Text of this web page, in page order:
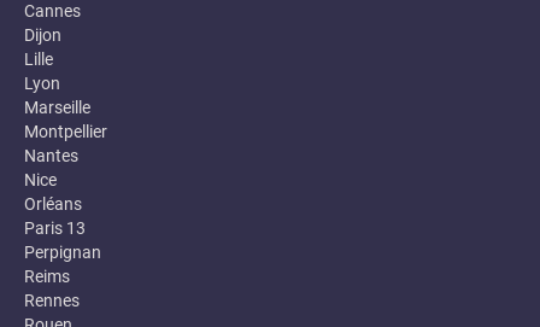
Cannes
Dijon
Lille
Lyon
Marseille
Montpellier
Nantes
Nice
Orléans
Paris 13
Perpignan
Reims
Rennes